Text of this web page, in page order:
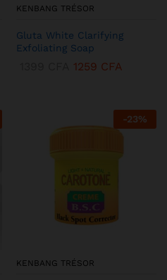
KENBANG TRÉSOR
Gluta White Clarifying
Exfoliating Soap
1259 CFA
-23%
KENBANG TRÉSOR